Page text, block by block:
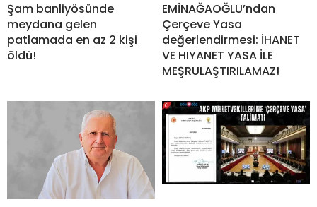
Şam banliyösünde
meydana gelen
patlamada en az 2 kişi
öldü!
EMİNAĞAOĞLU’ndan
Çerçeve Yasa
değerlendirmesi: İHANET
VE HIYANET YASA İLE
MEŞRULAŞTIRILAMAZ!